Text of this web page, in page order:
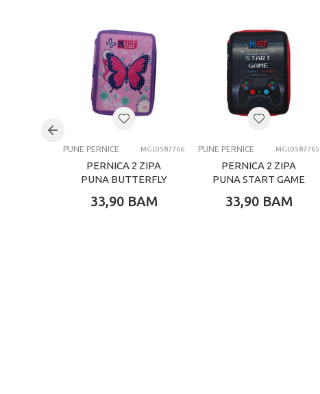
Pol
Uzrast
Brend
PUNE PERNICE MGL0587766
PERNICA 2 ZIPA
PUNA BUTTERFLY
33,90 BAM
PUNE PERNICE MGL0587765
PERNICA 2 ZIPA
PUNA START GAME
33,90 BAM